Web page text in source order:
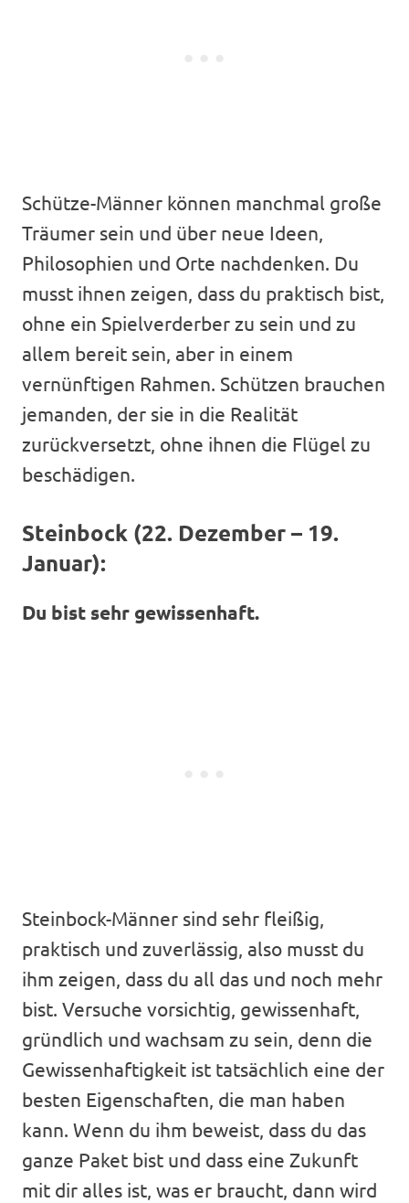
Schütze-Männer können manchmal große
Träumer sein und über neue Ideen,
Philosophien und Orte nachdenken. Du
musst ihnen zeigen, dass du praktisch bist,
ohne ein Spielverderber zu sein und zu
allem bereit sein, aber in einem
vernünftigen Rahmen. Schützen brauchen
jemanden, der sie in die Realität
zurückversetzt, ohne ihnen die Flügel zu
beschädigen.
Steinbock (22. Dezember – 19.
Januar):
Du bist sehr gewissenhaft.
Steinbock-Männer sind sehr fleißig,
praktisch und zuverlässig, also musst du
ihm zeigen, dass du all das und noch mehr
bist. Versuche vorsichtig, gewissenhaft,
gründlich und wachsam zu sein, denn die
Gewissenhaftigkeit ist tatsächlich eine der
besten Eigenschaften, die man haben
kann. Wenn du ihm beweist, dass du das
ganze Paket bist und dass eine Zukunft
mit dir alles ist, was er braucht, dann wird